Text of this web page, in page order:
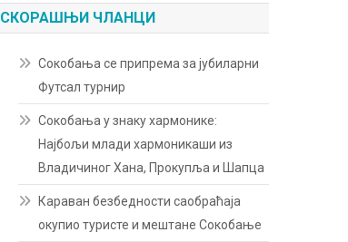
СКОРАШЊИ ЧЛАНЦИ
Сокобања се припрема за јубиларни
Футсал турнир
Сокобања у знаку хармонике:
Најбољи млади хармоникаши из
Владичиног Хана, Прокупља и Шапца
Караван безбедности саобраћаја
окупио туристе и мештане Сокобање